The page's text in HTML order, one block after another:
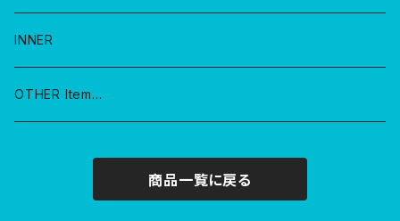
INNER
OTHER Item…
商品一覧に戻る